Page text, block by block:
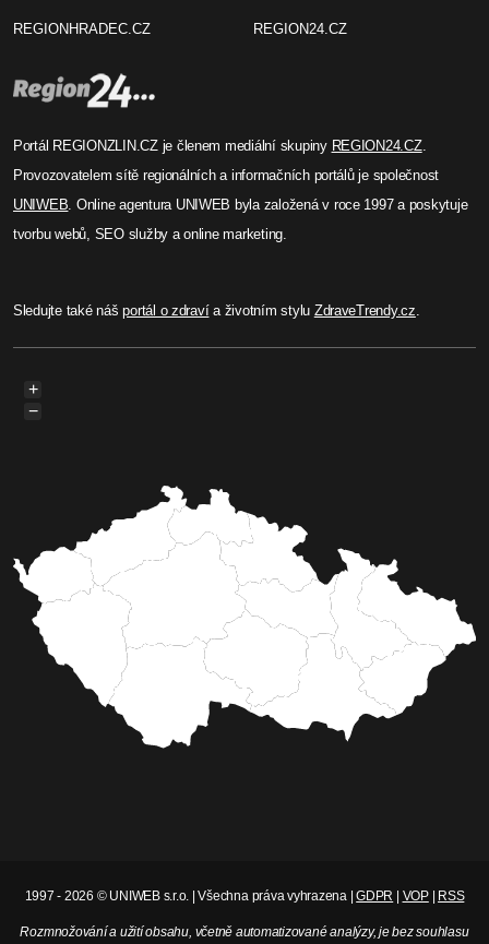
REGIONHRADEC.CZ REGION24.CZ
Portál REGIONZLIN.CZ je členem mediální skupiny REGION24.CZ.
Provozovatelem sítě regionálních a informačních portálů je společnost
UNIWEB . Online agentura UNIWEB byla založená v roce 1997 a poskytuje
tvorbu webů, SEO služby a online marketing.
Sledujte také nášportál o zdravía životním stylu ZdraveTrendy.cz
+
−
1997 - 2026 © UNIWEB s.r.o. | Všechna práva vyhrazena |GDPR | VOP| RSS
Rozmnožování a užití obsahu, včetně automatizované analýzy, je bez souhlasu